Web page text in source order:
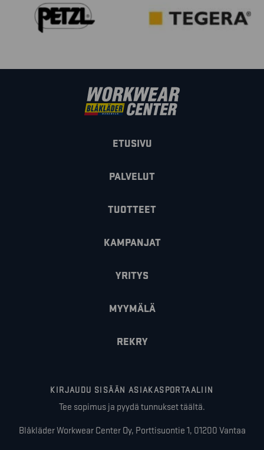
ETUSIVU
PALVELUT
TUOTTEET
KAMPANJAT
YRITYS
MYYMÄLÄ
REKRY
KIRJAUDU SISÄÄN ASIAKASPORTAALIIN
Tee sopimus ja pyydä tunnukset täältä.
Blåkläder Workwear Center Oy, Porttisuontie 1, 01200 Vantaa